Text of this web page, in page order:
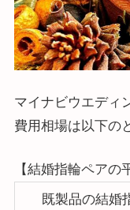
マイナビウエディ
費用相場は以下の
【結婚指輪ペアの
既製品の結婚